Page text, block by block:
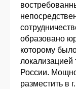
образовано
которому
России.
разместить в